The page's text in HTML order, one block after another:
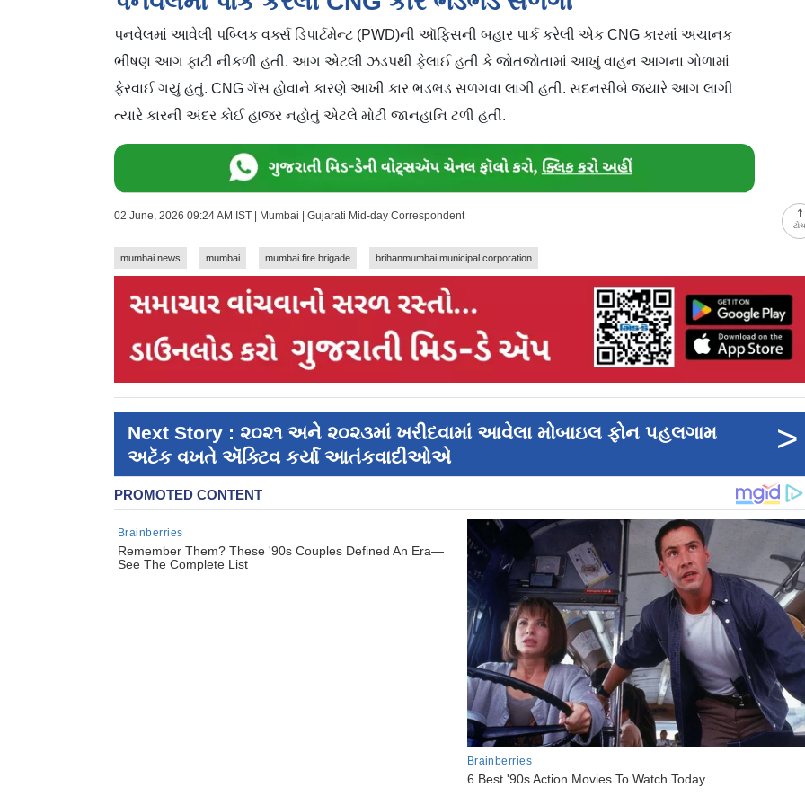
પનવેલમાં આવેલી પબ્લિક વર્ક્સ ડિપાર્ટમેન્ટ (PWD)ની ઑફિસની બહાર પાર્ક કરેલી એક CNG કારમાં અચાનક
ભીષણ આગ ફાટી નીકળી હતી. આગ એટલી ઝડપથી ફેલાઈ હતી કે જોતજોતામાં આખું વાહન આગના ગોળામાં
ફેરવાઈ ગયું હતું. CNG ગૅસ હોવાને કારણે આખી કાર ભડભડ સળગવા લાગી હતી. સદનસીબે જ્યારે આગ લાગી
ત્યારે કારની અંદર કોઈ હાજર નહોતું એટલે મોટી જાનહાનિ ટળી હતી.
02 June, 2026 09:24 AM IST | Mumbai | Gujarati Mid-day Correspondent
mumbai news mumbai mumbai fire brigade brihanmumbai municipal corporation
Next Story : ૨૦૨૧ અને ૨૦૨૩માં ખરીદવામાં આવેલા મોબાઇલ ફોન પહલગામ
અટૅક વખતે ઍક્ટિવ કર્યા આતંકવાદીઓએ
>